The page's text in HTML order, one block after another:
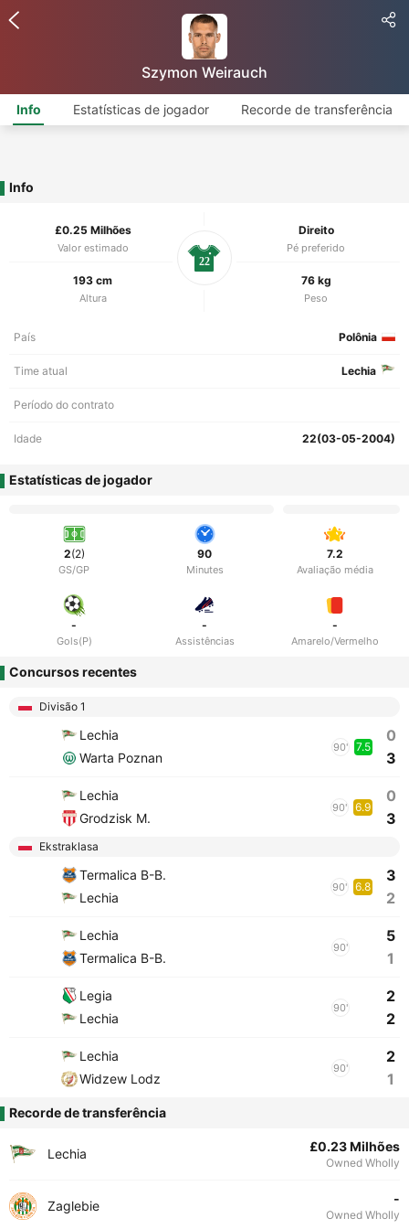
Szymon Weirauch
Info Estatísticas de jogador Recorde de transferência
Info
£0.25 Milhões
Valor estimado
Direito
Pé preferido
193 cm
Altura
76 kg
Peso
22
País Polônia
Time atual Lechia
Período do contrato
Idade 22(03-05-2004)
Estatísticas de jogador
2(2)
GS/GP
90
Minutes
7.2
Avaliação média
-
Gols(P)
-
Assistências
-
Amarelo/Vermelho
Concursos recentes
Divisão 1
Lechia
Warta Poznan
90' 7.5
0
3
Lechia
Grodzisk M.
90' 6.9
0
3
Ekstraklasa
Termalica B-B.
Lechia
90' 6.8
3
2
Lechia
Termalica B-B.
90'
5
1
Legia
Lechia
90'
2
2
Lechia
Widzew Lodz
90'
2
1
Recorde de transferência
Lechia £0.23 Milhões
Owned Wholly
Zaglebie -
Owned Wholly